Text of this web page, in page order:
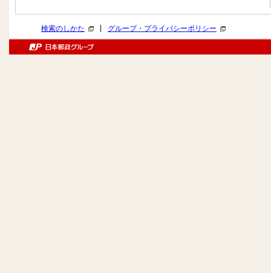
検索のしかた グループ・プライバシーポリシー